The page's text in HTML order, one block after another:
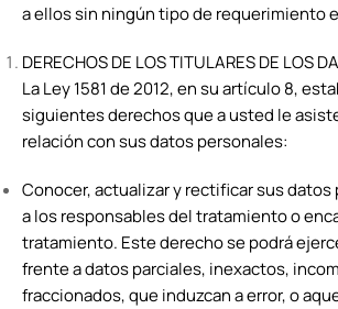
a ellos sin ningún tipo de requerimiento
DERECHOS DE LOS TITULARES DE LOS
La Ley 1581 de 2012, en su artículo 8,
siguientes derechos que a usted le
relación con sus datos personales:
Conocer, actualizar y rectificar sus
a los responsables del tratamiento o
tratamiento. Este derecho se podrá
frente a datos parciales, inexactos,
fraccionados, que induzcan a error, o